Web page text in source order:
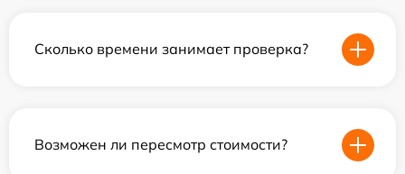
Сколько времени занимает проверка?
Возможен ли пересмотр стоимости?